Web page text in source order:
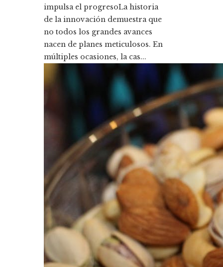
impulsa el progresoLa historia
de la innovación demuestra que
no todos los grandes avances
nacen de planes meticulosos. En
múltiples ocasiones, la cas...